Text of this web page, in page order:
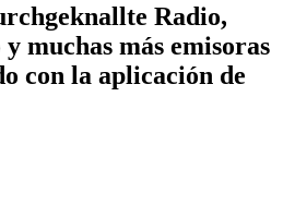
Radio,
muchas más emisoras
con la aplicación de